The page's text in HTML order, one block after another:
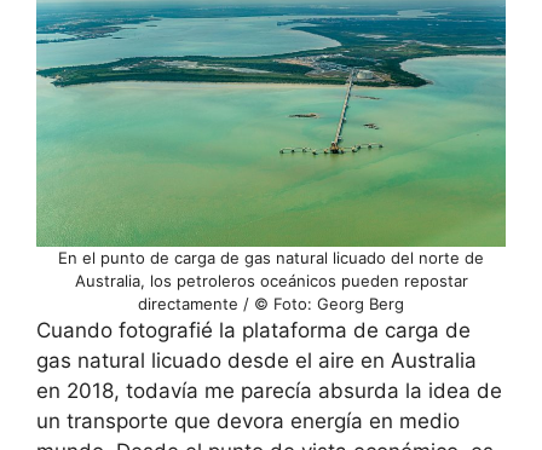
En el punto de carga de gas natural licuado del norte de
Australia, los petroleros oceánicos pueden repostar
directamente / © Foto: Georg Berg
Cuando fotografié la plataforma de carga de
gas natural licuado desde el aire en Australia
en 2018, todavía me parecía absurda la idea de
un transporte que devora energía en medio